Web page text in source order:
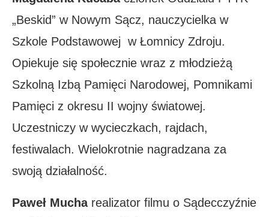
„Beskid” w Nowym Sącz, nauczycielka w
Szkole Podstawowej w Łomnicy Zdroju.
Opiekuje się społecznie wraz z młodzieżą
Szkolną Izbą Pamięci Narodowej, Pomnikami
Pamięci z okresu II wojny światowej.
Uczestniczy w wycieczkach, rajdach,
festiwalach. Wielokrotnie nagradzana za
swoją działalność.
Paweł Mucharealizator filmu o Sądecczyźnie